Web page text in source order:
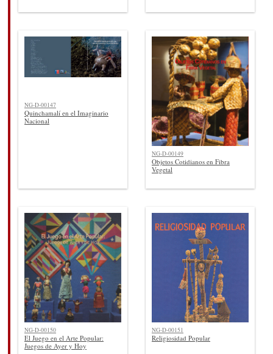
NG-D-00147
Quinchamalí en el Imaginario
Nacional
NG-D-00149
Objetos Cotidianos en Fibra
Vegetal
NG-D-00150
El Juego en el Arte Popular:
Juegos de Ayer y Hoy
NG-D-00151
Religiosidad Popular